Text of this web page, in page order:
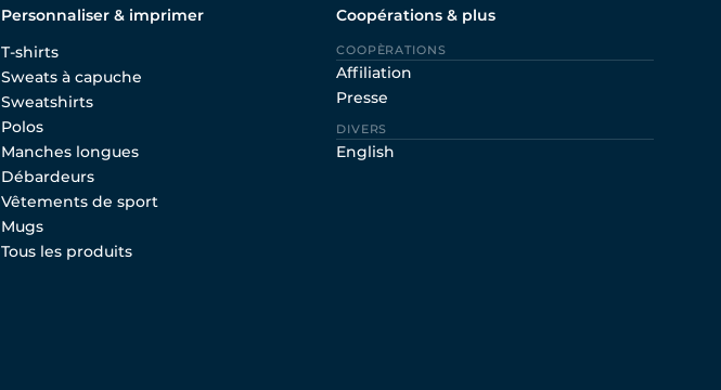
Personnaliser & imprimer
T-shirts
Sweats à capuche
Sweatshirts
Polos
Manches longues
Débardeurs
Vêtements de sport
Mugs
Tous les produits
Coopérations & plus
COOPÈRATIONS
Affiliation
Presse
DIVERS
English